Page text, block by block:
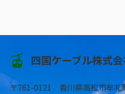
四国ケーブル株式
〒761-0121 香川県高松市牟礼